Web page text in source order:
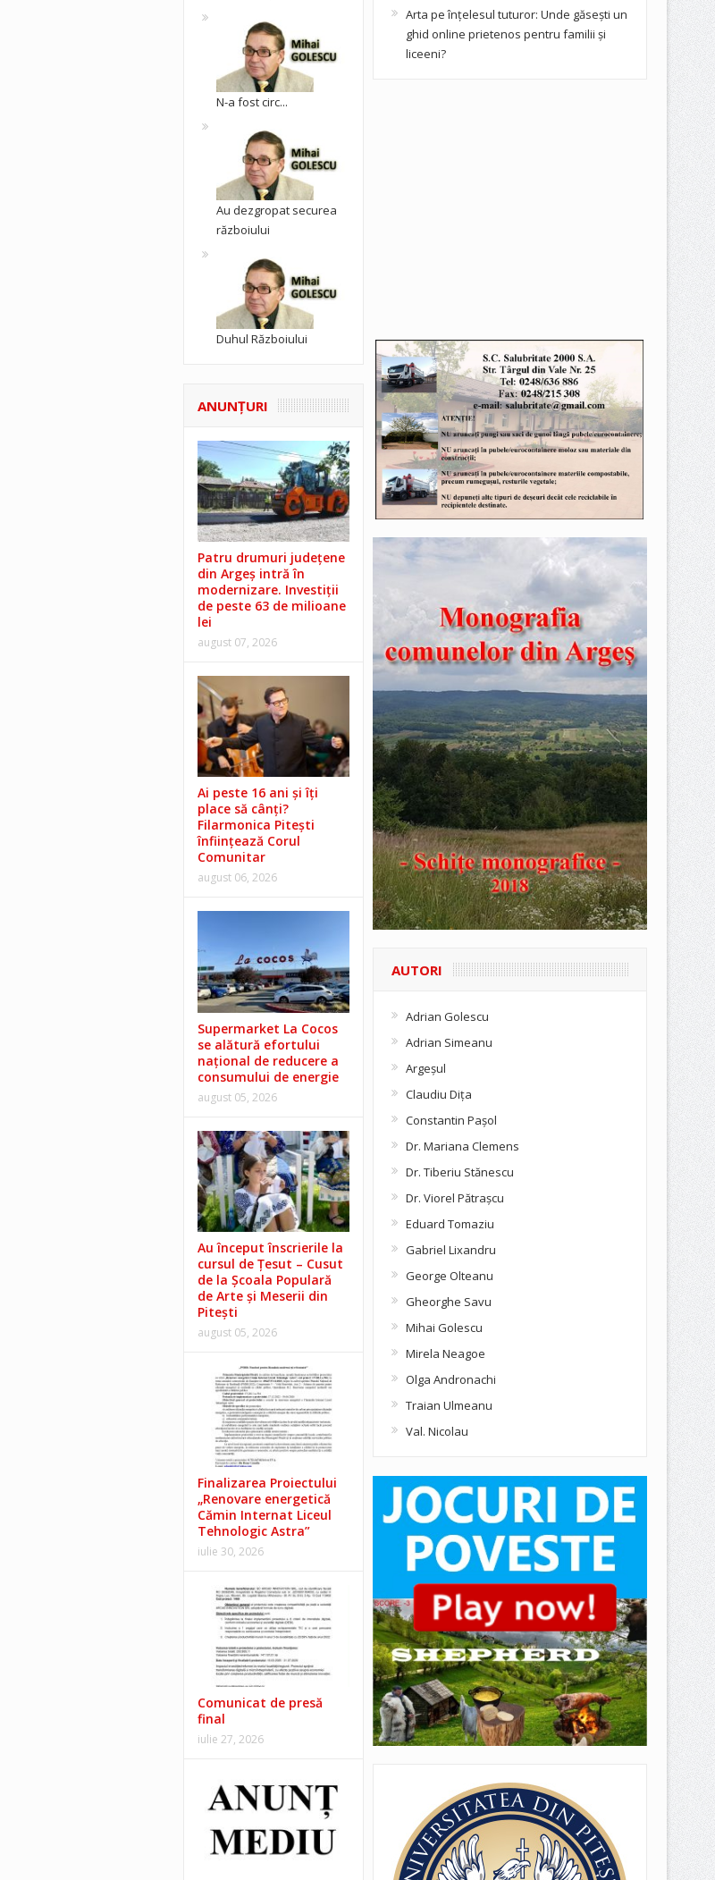
N-a fost circ...
Au dezgropat securea
războiului
Duhul Războiului
ANUNŢURI
Patru drumuri județene
din Argeș intră în
modernizare. Investiții
de peste 63 de milioane
lei
august 07, 2026
Ai peste 16 ani și îți
place să cânți?
Filarmonica Pitești
înființează Corul
Comunitar
august 06, 2026
Supermarket La Cocos
se alătură efortului
național de reducere a
consumului de energie
august 05, 2026
Au început înscrierile la
cursul de Țesut – Cusut
de la Școala Populară
de Arte și Meserii din
Pitești
august 05, 2026
Finalizarea Proiectului
„Renovare energetică
Cămin Internat Liceul
Tehnologic Astra”
iulie 30, 2026
Comunicat de presă
final
iulie 27, 2026
Arta pe înțelesul tuturor: Unde găsești un
ghid online prietenos pentru familii și
liceeni?
AUTORI
Adrian Golescu
Adrian Simeanu
Argeşul
Claudiu Diţa
Constantin Pașol
Dr. Mariana Clemens
Dr. Tiberiu Stănescu
Dr. Viorel Pătraşcu
Eduard Tomaziu
Gabriel Lixandru
George Olteanu
Gheorghe Savu
Mihai Golescu
Mirela Neagoe
Olga Andronachi
Traian Ulmeanu
Val. Nicolau